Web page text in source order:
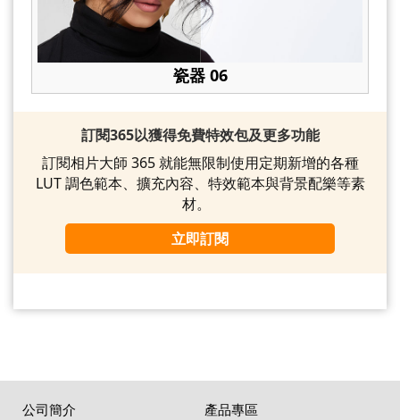
瓷器 06
訂閱365以獲得免費特效包及更多功能
訂閱相片大師 365 就能無限制使用定期新增的各種
LUT 調色範本、擴充內容、特效範本與背景配樂等素
材。
立即訂閱
公司簡介 產品專區